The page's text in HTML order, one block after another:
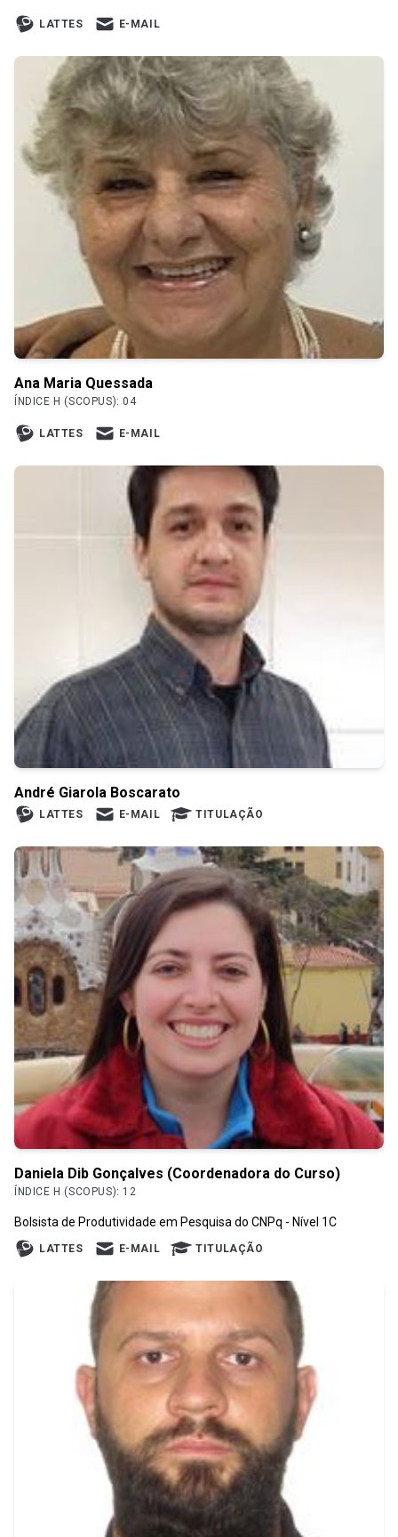
LATTES E-MAIL
Ana Maria Quessada
ÍNDICE H (SCOPUS): 04
LATTES E-MAIL
André Giarola Boscarato
LATTES E-MAIL TITULAÇÃO
Daniela Dib Gonçalves (Coordenadora do Curso)
ÍNDICE H (SCOPUS): 12
Bolsista de Produtividade em Pesquisa do CNPq - Nível 1C
LATTES E-MAIL TITULAÇÃO